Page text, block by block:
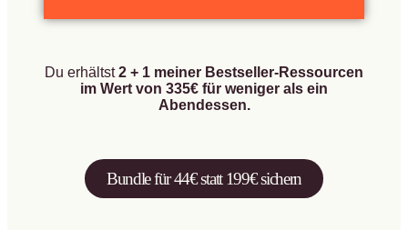
Du erhältst2 + 1 meiner Bestseller-Ressourcen
im Wert von 335€ für weniger als ein
Abendessen.
Bundle für 44€ statt 199€ sichern